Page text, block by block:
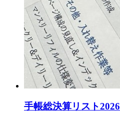
手帳総決算リスト2026